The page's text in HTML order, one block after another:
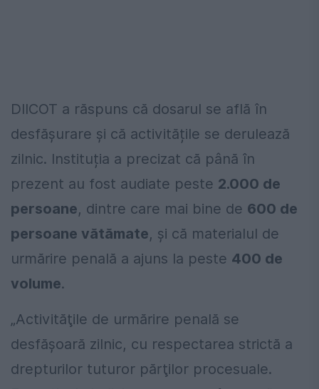
DIICOT a răspuns că dosarul se află în
desfășurare și că activitățile se derulează
zilnic. Instituția a precizat că până în
prezent au fost audiate peste 2.000 de
persoane, dintre care mai bine de 600 de
persoane vătămate, și că materialul de
urmărire penală a ajuns la peste 400 de
volume.
„Activităţile de urmărire penală se
desfăşoară zilnic, cu respectarea strictă a
drepturilor tuturor părţilor procesuale.